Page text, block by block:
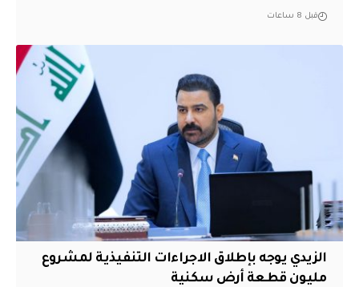
قبل 8 ساعات
الزيدي يوجه بإطلاق الاجراءات التنفيذية لمشروع
مليون قطعة أرض سكنية